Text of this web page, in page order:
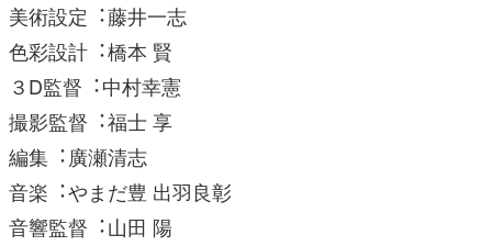
美術設定︓藤井⼀志
⾊彩設計︓橋本 賢
３D監督︓中村幸憲
撮影監督︓福⼠ 享
編集︓廣瀬清志
⾳楽︓やまだ豊 出⽻良彰
⾳響監督︓⼭⽥ 陽